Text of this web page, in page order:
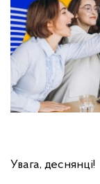
Увага, деснянці!